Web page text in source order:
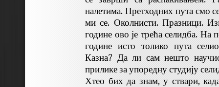
налетима. Претходних пута смо
ми се. Околнисти. Празници.
године ово је трећа селидба. На
године исто толико пута
Казна? Да ли сам нешто
прилике за упоредну студију
Хтео бих да знам, у ствари,